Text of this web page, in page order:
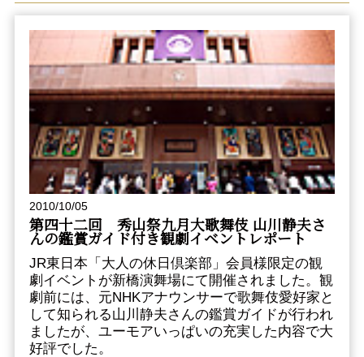
2010/10/05
第四十二回 秀山祭九月大歌舞伎 山川静夫さ
んの鑑賞ガイド付き観劇イベントレポート
JR東日本「大人の休日倶楽部」会員様限定の観
劇イベントが新橋演舞場にて開催されました。観
劇前には、元NHKアナウンサーで歌舞伎愛好家と
して知られる山川静夫さんの鑑賞ガイドが行われ
ましたが、ユーモアいっぱいの充実した内容で大
好評でした。